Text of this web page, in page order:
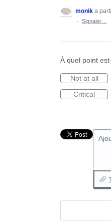
monik a
· Signaler…
À quel point
Not at all
Critical